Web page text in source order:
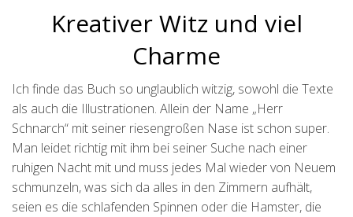
Kreativer Witz und viel
Charme
Ich finde das Buch so unglaublich witzig, sowohl die Texte
als auch die Illustrationen. Allein der Name „Herr
Schnarch“ mit seiner riesengroßen Nase ist schon super.
Man leidet richtig mit ihm bei seiner Suche nach einer
ruhigen Nacht mit und muss jedes Mal wieder von Neuem
schmunzeln, was sich da alles in den Zimmern aufhält,
seien es die schlafenden Spinnen oder die Hamster, die